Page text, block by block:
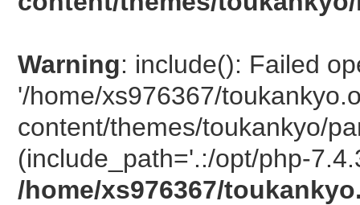
Warning: include(): Failed
'/home/xs976367/
content/themes/toukankyo/
(include_path='.:/opt/php-
/home/xs976367/